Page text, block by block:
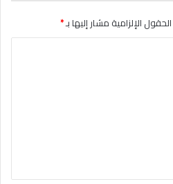
الحقول الإلزامية مشار إليها بـ*